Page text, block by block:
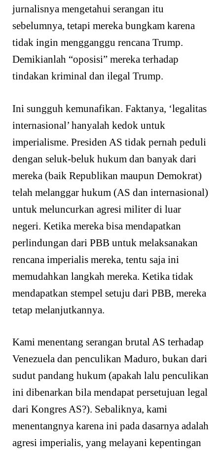
jurnalisnya mengetahui serangan itu
sebelumnya, tetapi mereka bungkam karena
tidak ingin mengganggu rencana Trump.
Demikianlah “oposisi” mereka terhadap
tindakan kriminal dan ilegal Trump.
Ini sungguh kemunafikan. Faktanya, ‘legalitas
internasional’ hanyalah kedok untuk
imperialisme. Presiden AS tidak pernah peduli
dengan seluk-beluk hukum dan banyak dari
mereka (baik Republikan maupun Demokrat)
telah melanggar hukum (AS dan internasional)
untuk meluncurkan agresi militer di luar
negeri. Ketika mereka bisa mendapatkan
perlindungan dari PBB untuk melaksanakan
rencana imperialis mereka, tentu saja ini
memudahkan langkah mereka. Ketika tidak
mendapatkan stempel setuju dari PBB, mereka
tetap melanjutkannya.
Kami menentang serangan brutal AS terhadap
Venezuela dan penculikan Maduro, bukan dari
sudut pandang hukum (apakah lalu penculikan
ini dibenarkan bila mendapat persetujuan legal
dari Kongres AS?). Sebaliknya, kami
menentangnya karena ini pada dasarnya adalah
agresi imperialis, yang melayani kepentingan